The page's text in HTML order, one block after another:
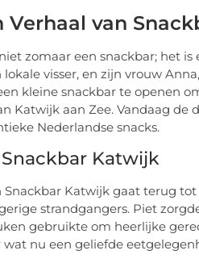
Verhaal van
zomaar een snackbar; het
visser, en zijn vrouw
kleine snackbar te openen
Katwijk aan Zee. Vandaag
Nederlandse snacks.
Katwijk
Snackbar Katwijk gaat terug
strandgangers. Piet
gebruikte om heerlijke
wat nu een geliefde